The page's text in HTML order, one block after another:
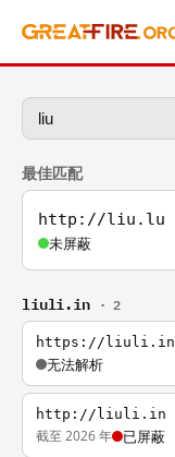
最佳匹配
http://liu.lu
未屏蔽
liuli.in · 2
https://liuli.in
无法解析
http://liuli.in
截至 2026 年 已屏蔽